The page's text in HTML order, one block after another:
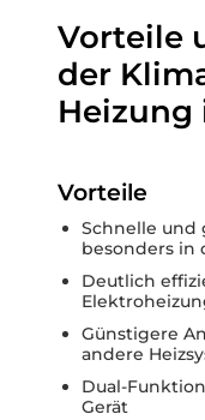
Vorteile
der
Heizung
Vorteile
Schnelle und
besonders in
Deutlich
Günstigere
andere
Dual-
Gerät